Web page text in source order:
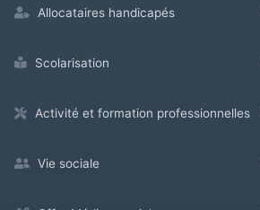
Allocataires handicapés
Scolarisation
Activité et formation professionnelles
Vie sociale